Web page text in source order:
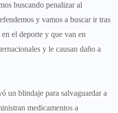
buscando penalizar al
y vamos a buscar ir tras
en el deporte y que van en
y le causan daño a
un blindaje para salvaguardar a
medicamentos a